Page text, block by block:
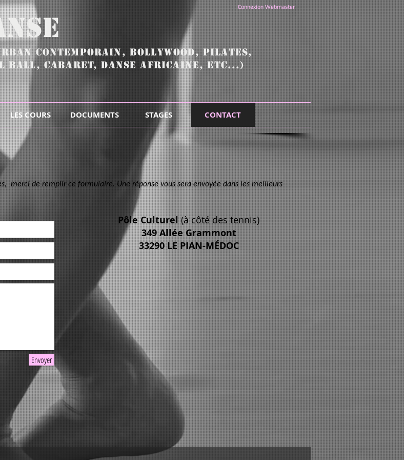
CONTEMPORAIN, BOLLYWOOD, pilates,
BALL, CABARET, DANSE AFRICAINE, ETC...)
Connexion Webmaster
LES COURS DOCUMENTS STAGES CONTACT
merci de remplir ce formulaire. Une réponse vous sera envoyée dans les meilleurs
Envoyer
Pôle Culturel(à côté des tennis)
349 Allée Grammont
33290 LE PIAN-MÉDOC